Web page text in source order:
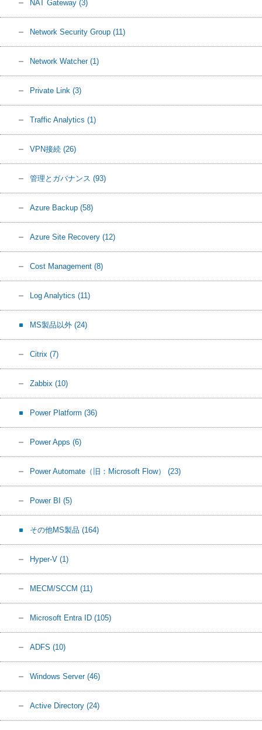
NAT Gateway (3)
Network Security Group (11)
Network Watcher (1)
Private Link (3)
Traffic Analytics (1)
VPN接続 (26)
管理とガバナンス (93)
Azure Backup (58)
Azure Site Recovery (12)
Cost Management (8)
Log Analytics (11)
MS製品以外 (24)
Citrix (7)
Zabbix (10)
Power Platform (36)
Power Apps (6)
Power Automate（旧：Microsoft Flow） (23)
Power BI (5)
その他MS製品 (164)
Hyper-V (1)
MECM/SCCM (11)
Microsoft Entra ID (105)
ADFS (10)
Windows Server (46)
Active Directory (24)